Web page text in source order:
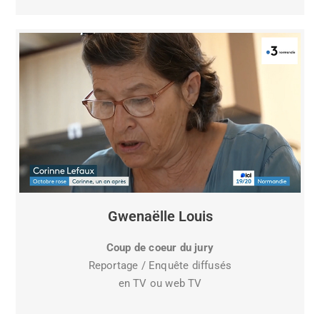
Gwenaëlle Louis
Coup de coeur du jury
Reportage / Enquête diffusés
en TV ou web TV